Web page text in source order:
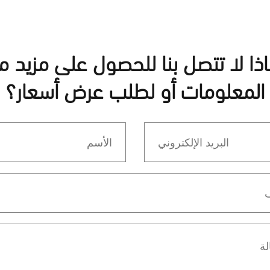
لا تتصل بنا للحصول على مزيد
المعلومات أو لطلب عرض أسعار؟